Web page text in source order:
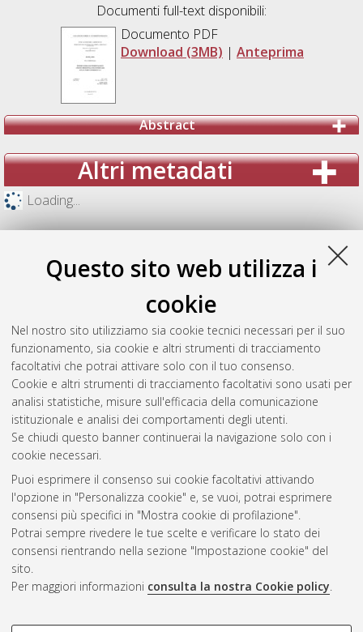
Questo sito web utilizza i
cookie
Nel nostro sito utilizziamo sia cookie tecnici necessari per il suo
funzionamento, sia cookie e altri strumenti di tracciamento
facoltativi che potrai attivare solo con il tuo consenso.
Cookie e altri strumenti di tracciamento facoltativi sono usati per
analisi statistiche, misure sull'efficacia della comunicazione
istituzionale e analisi dei comportamenti degli utenti.
Se chiudi questo banner continuerai la navigazione solo con i
cookie necessari.
Puoi esprimere il consenso sui cookie facoltativi attivando
l'opzione in "Personalizza cookie" e, se vuoi, potrai esprimere
consensi più specifici in "Mostra cookie di profilazione".
Potrai sempre rivedere le tue scelte e verificare lo stato dei
consensi rientrando nella sezione "Impostazione cookie" del
sito.
Per maggiori informazioni consulta la nostra Cookie policy.
Documenti full-text disponibili:
Documento PDF
Download (3MB) | Anteprima
Abstract
Altri metadati
Loading...
Gestione del documento:
Atom
Rss 1.0
Rss 2.0
AMS Laurea
Impostazioni Cookie